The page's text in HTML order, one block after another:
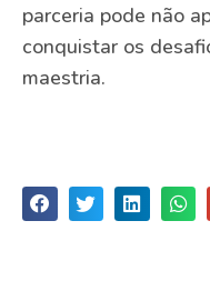
parceria pode não
conquistar os
maestria.